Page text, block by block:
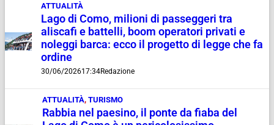
ATTUALITÀ
Lago di Como, milioni di passeggeri tra
aliscafi e battelli, boom operatori privati e
noleggi barca: ecco il progetto di legge che fa
ordine
30/06/202617:34Redazione
ATTUALITÀ,TURISMO
Rabbia nel paesino, il ponte da fiaba del